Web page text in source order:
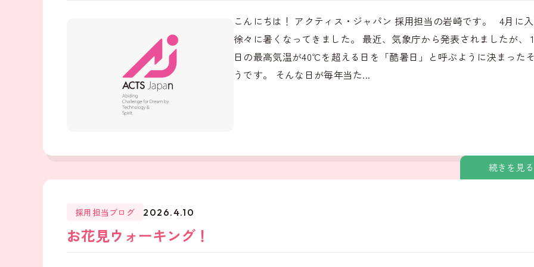
こんにちは！ アクティス・ジャパン 採用担当の岩崎です。 4月に入
徐々に暑くなってきました。 最近、気象庁から発表されましたが、 1
日の最高気温が40℃を超える日を「酷暑日」と呼ぶように決まったそ
うです。 そんな日が毎年当た...
続きを見る
採用担当ブログ 2026.4.10
お花見ウォーキング！